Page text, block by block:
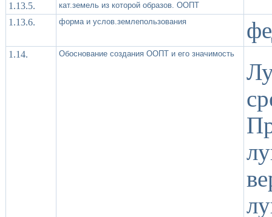
1.13.5. кат.земель из которой образов. ООПТ
1.13.6. форма и услов.землепользования
1.14. Обоснование создания ООПТ и его значимость